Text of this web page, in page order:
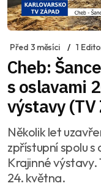
Před 3 měsíci 1
Cheb:
s oslavami
výstavy (TV
Několik let
zpřístupní spolu
Krajinné výstavy.
24. května.